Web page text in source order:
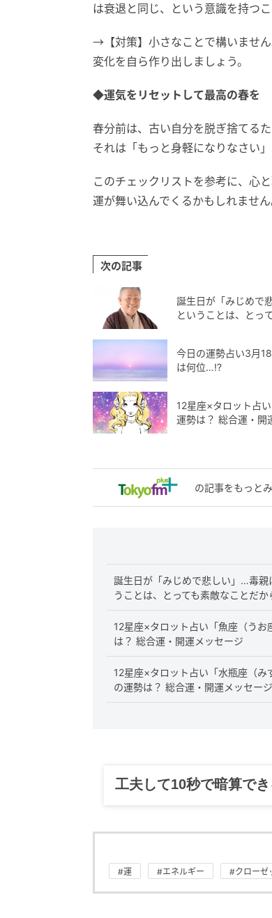
は衰退と同じ、という意識を持つこ
→【対策】小さなことで構いません
変化を自ら作り出しましょう。
◆運気をリセットして最高の春を
春分前は、古い自分を脱ぎ捨てる
それは「もっと身軽になりなさい
このチェックリストを参考に、心
運が舞い込んでくるかもしれません
次の記事
誕生日が「みじめで
ということは、とっ
今日の運勢占い3月
は何位…!?
12星座×タロット占
運勢は？ 総合運・開
の記事をもっと
誕生日が「みじめで悲しい」…毒親
うことは、とっても素敵なことだか
12星座×タロット占い「魚座（う
は？ 総合運・開運メッセージ
12星座×タロット占い「水瓶座（
の運勢は？ 総合運・開運メッセージ
工夫して10秒で暗算で
#運 #エネルギー #クローゼ